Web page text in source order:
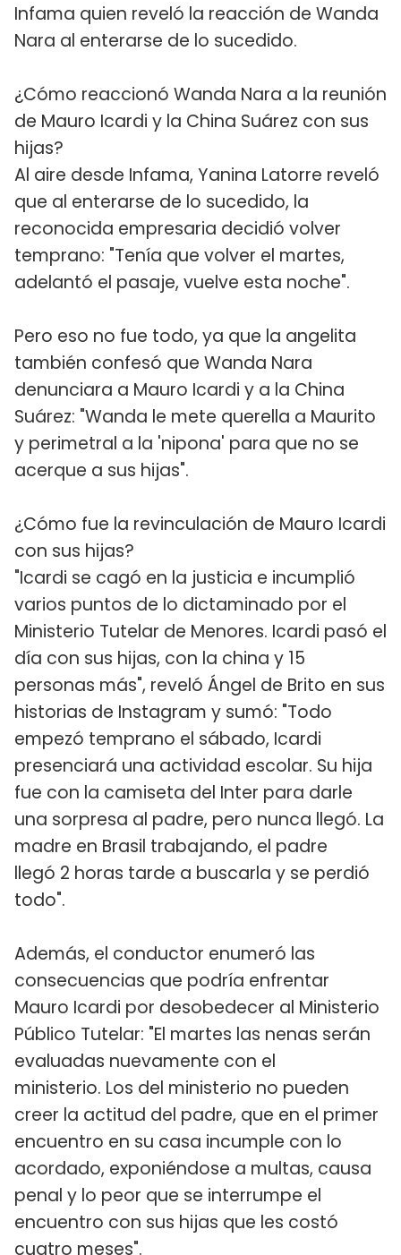
Infama quien reveló la reacción de Wanda
Nara al enterarse de lo sucedido.
¿Cómo reaccionó Wanda Nara a la reunión
de Mauro Icardi y la China Suárez con sus
hijas?
Al aire desde Infama, Yanina Latorre reveló
que al enterarse de lo sucedido, la
reconocida empresaria decidió volver
temprano: "Tenía que volver el martes,
adelantó el pasaje, vuelve esta noche".
Pero eso no fue todo, ya que la angelita
también confesó que Wanda Nara
denunciara a Mauro Icardi y a la China
Suárez: "Wanda le mete querella a Maurito
y perimetral a la 'nipona' para que no se
acerque a sus hijas".
¿Cómo fue la revinculación de Mauro Icardi
con sus hijas?
"Icardi se cagó en la justicia e incumplió
varios puntos de lo dictaminado por el
Ministerio Tutelar de Menores. Icardi pasó el
día con sus hijas, con la china y 15
personas más", reveló Ángel de Brito en sus
historias de Instagram y sumó: "Todo
empezó temprano el sábado, Icardi
presenciará una actividad escolar. Su hija
fue con la camiseta del Inter para darle
una sorpresa al padre, pero nunca llegó. La
madre en Brasil trabajando, el padre
llegó 2 horas tarde a buscarla y se perdió
todo".
Además, el conductor enumeró las
consecuencias que podría enfrentar
Mauro Icardi por desobedecer al Ministerio
Público Tutelar: "El martes las nenas serán
evaluadas nuevamente con el
ministerio. Los del ministerio no pueden
creer la actitud del padre, que en el primer
encuentro en su casa incumple con lo
acordado, exponiéndose a multas, causa
penal y lo peor que se interrumpe el
encuentro con sus hijas que les costó
cuatro meses".